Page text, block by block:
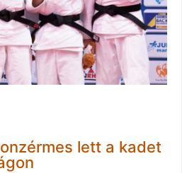
lett a kadet